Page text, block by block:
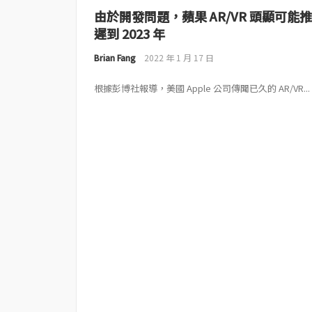
由於開發問題，蘋果 AR/VR 頭顯可能推
遲到 2023 年
Brian Fang 2022 年 1 月 17 日
根據彭博社報導，美國 Apple 公司傳聞已久的 AR/VR...